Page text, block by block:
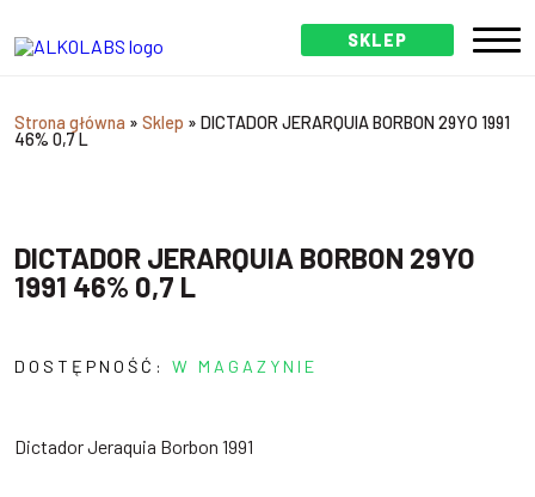
SKLEP
Strona główna » Sklep » DICTADOR JERARQUIA BORBON 29YO 1991
46% 0,7 L
DICTADOR JERARQUIA BORBON 29YO
1991 46% 0,7 L
DOSTĘPNOŚĆ: W MAGAZYNIE
Dictador Jeraquia Borbon 1991